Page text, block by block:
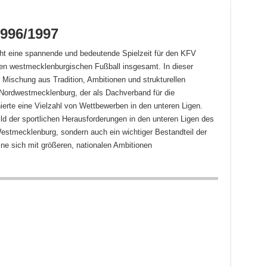
1997
eine spannende und bedeutende Spielzeit für den KFV
westmecklenburgischen Fußball insgesamt. In dieser
aus Tradition, Ambitionen und strukturellen
der als Dachverband für die
eine Vielzahl von Wettbewerben in den unteren Ligen.
der sportlichen Herausforderungen in den unteren Ligen des
sondern auch ein wichtiger Bestandteil der
sich mit größeren, nationalen Ambitionen